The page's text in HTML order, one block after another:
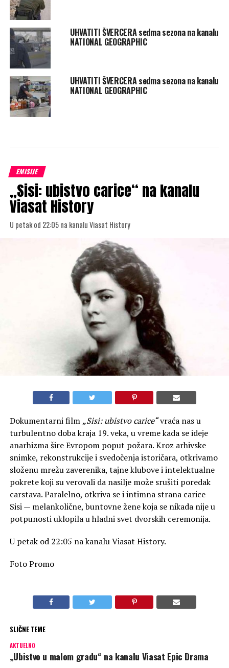
UHVATITI ŠVERCERA sedma sezona na kanalu
NATIONAL GEOGRAPHIC
UHVATITI ŠVERCERA sedma sezona na kanalu
NATIONAL GEOGRAPHIC
EMISIJE
„Sisi: ubistvo carice“ na kanalu
Viasat History
U petak od 22:05 na kanalu Viasat History
Dokumentarni film „Sisi: ubistvo carice“vraća nas u
turbulentno doba kraja 19. veka, u vreme kada se ideje
anarhizma šire Evropom poput požara. Kroz arhivske
snimke, rekonstrukcije i svedočenja istoričara, otkrivamo
složenu mrežu zaverenika, tajne klubove i intelektualne
pokrete koji su verovali da nasilje može srušiti poredak
carstava. Paralelno, otkriva se i intimna strana carice
Sisi — melankolične, buntovne žene koja se nikada nije u
potpunosti uklopila u hladni svet dvorskih ceremonija.
U petak od 22:05 na kanalu Viasat History.
Foto Promo
SLIČNE TEME
AKTUELNO
„Ubistvo u malom gradu“ na kanalu Viasat Epic Drama